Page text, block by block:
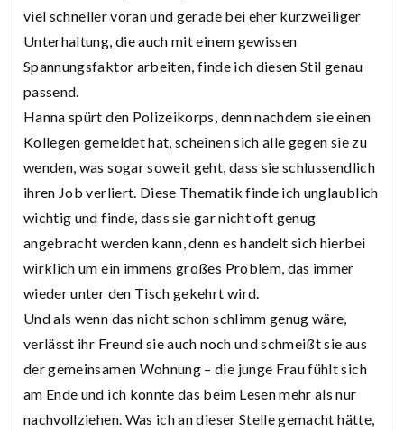
viel schneller voran und gerade bei eher kurzweiliger
Unterhaltung, die auch mit einem gewissen
Spannungsfaktor arbeiten, finde ich diesen Stil genau
passend.
Hanna spürt den Polizeikorps, denn nachdem sie einen
Kollegen gemeldet hat, scheinen sich alle gegen sie zu
wenden, was sogar soweit geht, dass sie schlussendlich
ihren Job verliert. Diese Thematik finde ich unglaublich
wichtig und finde, dass sie gar nicht oft genug
angebracht werden kann, denn es handelt sich hierbei
wirklich um ein immens großes Problem, das immer
wieder unter den Tisch gekehrt wird.
Und als wenn das nicht schon schlimm genug wäre,
verlässt ihr Freund sie auch noch und schmeißt sie aus
der gemeinsamen Wohnung – die junge Frau fühlt sich
am Ende und ich konnte das beim Lesen mehr als nur
nachvollziehen. Was ich an dieser Stelle gemacht hätte,